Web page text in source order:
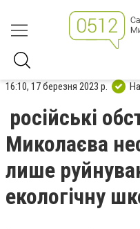
16:10, 17 березня 2023 р.
російські
Миколаєва
лише
екологічну